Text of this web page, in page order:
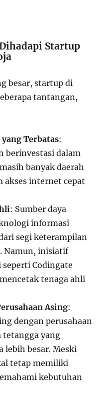
Startup
besar, startup di
tantangan,
Terbatas:
berinvestasi dalam
banyak daerah
akses internet cepat
: Sumber daya
informasi
segi keterampilan
Namun, inisiatif
Codingate
tenaga ahli
Asing:
dengan perusahaan
tetangga yang
lebih besar. Meski
tetap memiliki
kebutuhan